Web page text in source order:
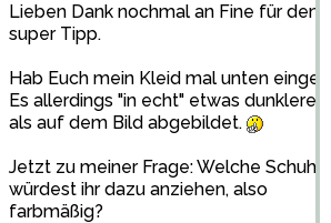
Lieben Dank nochmal an Fine für den
super Tipp.
Hab Euch mein Kleid mal unten
Es allerdings "in echt" etwas dunkleres
als auf dem Bild abgebildet.
Jetzt zu meiner Frage: Welche Schuhe
würdest ihr dazu anziehen, also
farbmäßig?